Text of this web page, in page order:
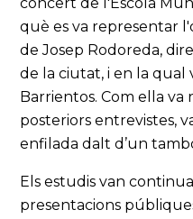
què es va representar
de Josep Rodoreda,
de la ciutat, i en la qual
Barrientos. Com ella
posteriors entrevistes,
enfilada dalt d’un
Els estudis van
presentacions